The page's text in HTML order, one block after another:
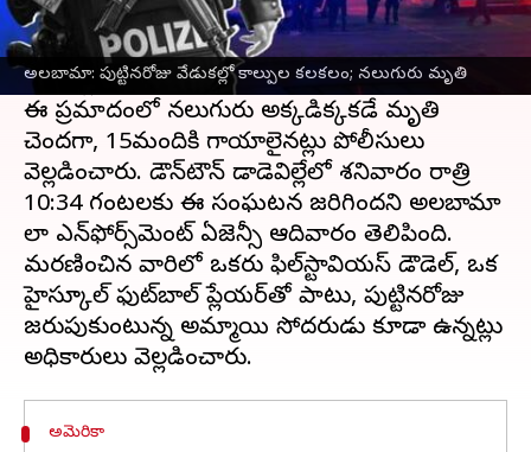
అలబామా: పుట్టినరోజు వేడుకల్లో కాల్పుల కలకలం; నలుగురు మృతి
దక్షిణ అమెరికారాష్ట్రమైన అలబామాలో 'స్వీట్ 16'
పార్టీ మారణహోమంగా మారింది. పుట్టినరోజు
వేడుకల్లో సామూహికతుపాకీ కాల్పులుజరిగాయి.
ఈ ప్రమాదంలో నలుగురు అక్కడిక్కకడే మృతి
చెందగా, 15మందికి గాయాలైనట్లు పోలీసులు
వెల్లడించారు. డౌన్‌టౌన్ డాడెవిల్లేలో శనివారం రాత్రి
10:34 గంటలకు ఈ సంఘటన జరిగిందని అలబామా
లా ఎన్‌ఫోర్స్‌మెంట్ ఏజెన్సీ ఆదివారం తెలిపింది.
మరణించిన వారిలో ఒకరు ఫిల్‌స్టావియస్ డౌడెల్, ఒక
హైస్కూల్ ఫుట్‌బాల్ ప్లేయర్‌తో పాటు, పుట్టినరోజు
జరుపుకుంటున్న అమ్మాయి సోదరుడు కూడా ఉన్నట్లు
అమెరికా